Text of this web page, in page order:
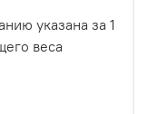
указана за 1
веса